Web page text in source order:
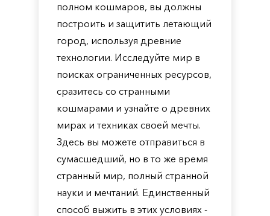
полном кошмаров, вы должны
построить и защитить летающий
город, используя древние
технологии. Исследуйте мир в
поисках ограниченных ресурсов,
сразитесь со странными
кошмарами и узнайте о древних
мирах и техниках своей мечты.
Здесь вы можете отправиться в
сумасшедший, но в то же время
странный мир, полный странной
науки и мечтаний. Единственный
способ выжить в этих условиях -